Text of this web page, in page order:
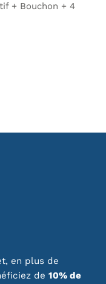
+ Bouchon + 4
en plus de
de 10% de